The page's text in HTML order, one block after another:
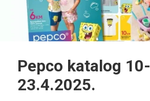
Pepco katalog 10-
23.4.2025.